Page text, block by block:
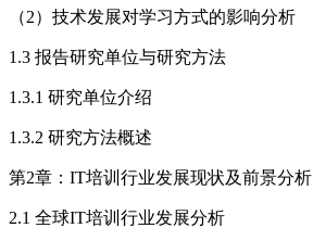
（2）技术发展对学习方式的影响分析
1.3 报告研究单位与研究方法
1.3.1 研究单位介绍
1.3.2 研究方法概述
第2章：IT培训行业发展现状及前景分析
2.1 全球IT培训行业发展分析